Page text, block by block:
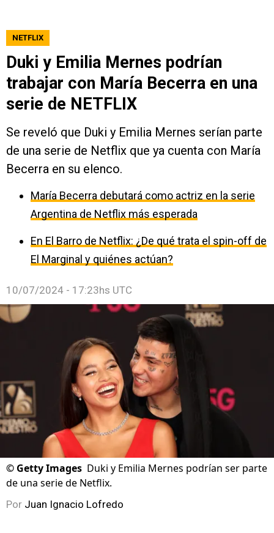
NETFLIX
Duki y Emilia Mernes podrían
trabajar con María Becerra en una
serie de NETFLIX
Se reveló que Duki y Emilia Mernes serían parte
de una serie de Netflix que ya cuenta con María
Becerra en su elenco.
María Becerra debutará como actriz en la serie
Argentina de Netflix más esperada
En El Barro de Netflix: ¿De qué trata el spin-off de
El Marginal y quiénes actúan?
10/07/2024 - 17:23hs UTC
© Getty Images Duki y Emilia Mernes podrían ser parte
de una serie de Netflix.
Por Juan Ignacio Lofredo